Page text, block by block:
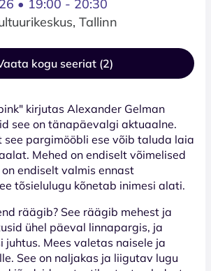
• 19:00 - 20:30
Tallinn
kogu seeriat (2)
kirjutas Alexander Gelman
see on tänapäevalgi aktuaalne.
see pargimööbli ese võib taluda laia
Mehed on endiselt võimelised
endiselt valmis ennast
tõsielulugu kõnetab inimesi alati.
räägib? See räägib mehest ja
ühel päeval linnapargis, ja
juhtus. Mees valetas naisele ja
See on naljakas ja liigutav lugu